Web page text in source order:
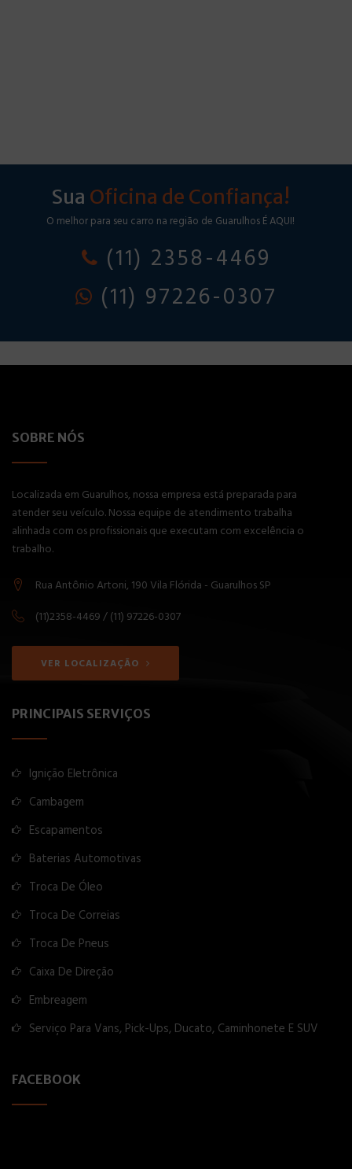
Sua Oficina de Confiança!
O melhor para seu carro na região de Guarulhos É AQUI!
(11) 2358-4469
(11) 97226-0307
SOBRE NÓS
Localizada em Guarulhos, nossa empresa está preparada para
atender seu veículo. Nossa equipe de atendimento trabalha
alinhada com os profissionais que executam com excelência o
trabalho.
Rua Antônio Artoni, 190 Vila Flórida - Guarulhos SP
(11)2358-4469 / (11) 97226-0307
VER LOCALIZAÇÃO
PRINCIPAIS SERVIÇOS
Ignição Eletrônica
Cambagem
Escapamentos
Baterias Automotivas
Troca De Óleo
Troca De Correias
Troca De Pneus
Caixa De Direção
Embreagem
Serviço Para Vans, Pick-Ups, Ducato, Caminhonete E SUV
FACEBOOK